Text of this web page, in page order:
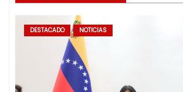
DESTACADO NOTICIAS